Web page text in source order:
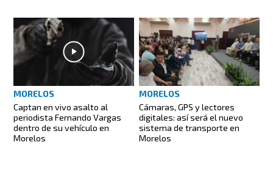
MORELOS
Captan en vivo asalto al
periodista Fernando Vargas
dentro de su vehículo en
Morelos
MORELOS
Cámaras, GPS y lectores
digitales: así será el nuevo
sistema de transporte en
Morelos